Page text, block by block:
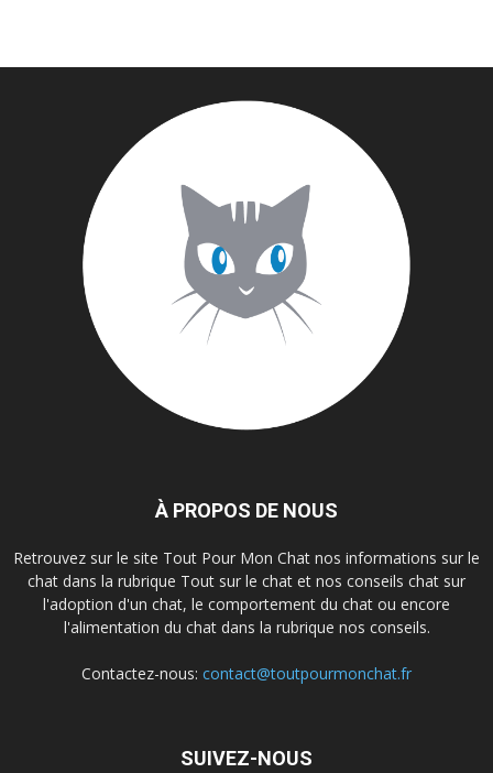
À PROPOS DE NOUS
Retrouvez sur le site Tout Pour Mon Chat nos informations sur le
chat dans la rubrique Tout sur le chat et nos conseils chat sur
l'adoption d'un chat, le comportement du chat ou encore
l'alimentation du chat dans la rubrique nos conseils.
Contactez-nous: contact@toutpourmonchat.fr
SUIVEZ-NOUS